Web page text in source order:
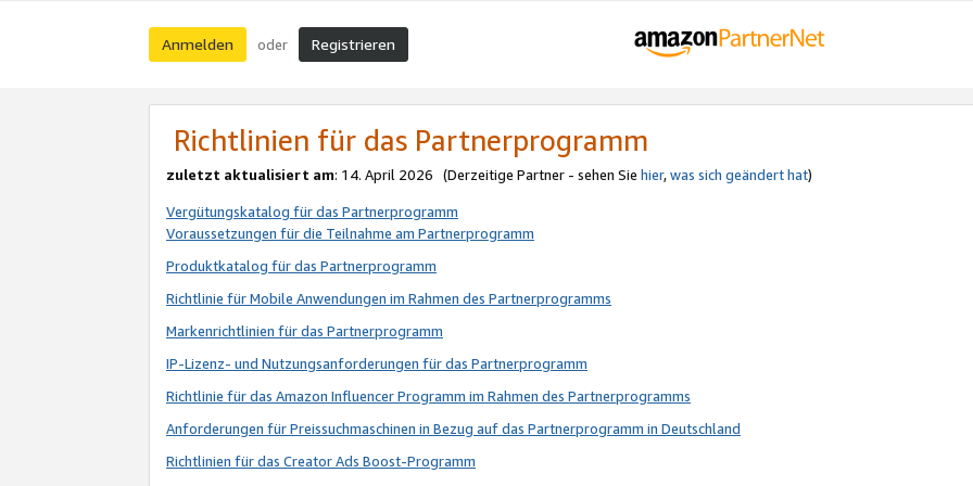
Anmelden oder Registrieren
Richtlinien für das Partnerprogramm
zuletzt aktualisiert am: 14. April 2026 (Derzeitige Partner - sehen Sie hier,was sich geändert hat)
Vergütungskatalog für das Partnerprogramm
Voraussetzungen für die Teilnahme am Partnerprogramm
Produktkatalog für das Partnerprogramm
Richtlinie für Mobile Anwendungen im Rahmen des Partnerprogramms
Markenrichtlinien für das Partnerprogramm
IP-Lizenz- und Nutzungsanforderungen für das Partnerprogramm
Richtlinie für das Amazon Influencer Programm im Rahmen des Partnerprogramms
Anforderungen für Preissuchmaschinen in Bezug auf das Partnerprogramm in Deutschland
Richtlinien für das Creator Ads Boost-Programm